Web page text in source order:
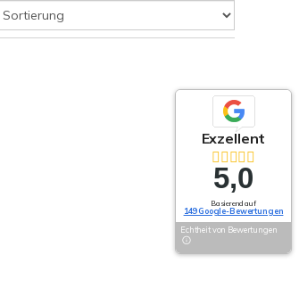
Exzellent
5,0
Basierend auf
149 Google-Bewertungen
Echtheit von Bewertungen